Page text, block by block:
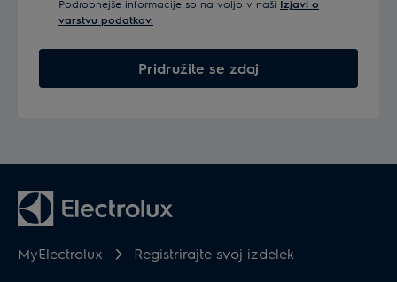
Podrobnejše informacije so na voljo v naši Izjavi o
varstvu podatkov.
Pridružite se zdaj
MyElectrolux Registrirajte svoj izdelek